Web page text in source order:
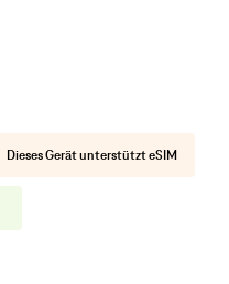
Dieses Gerät unterstützt eSIM